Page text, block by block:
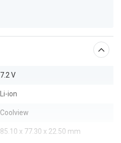
7.2 V
Li-ion
Coolview
85.10 x 77.30 x 22.50 mm